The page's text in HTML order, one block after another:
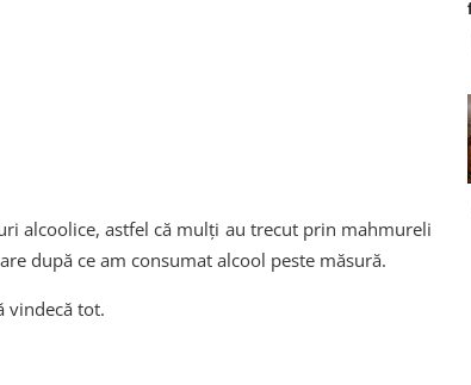
alcoolice, astfel că mulți au trecut prin mahmureli
după ce am consumat alcool peste măsură.
vindecă tot.